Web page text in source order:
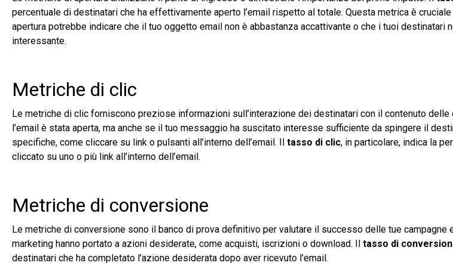
percentuale di destinatari che ha effettivamente aperto l’email rispetto al totale. Questa metrica è
apertura potrebbe indicare che il tuo oggetto email non è abbastanza accattivante o che i tuoi destinatari
interessante.
Metriche di clic
Le metriche di clic forniscono preziose informazioni sull’interazione dei destinatari con il contenuto
l’email è stata aperta, ma anche se il tuo messaggio ha suscitato interesse sufficiente da spingere il
specifiche, come cliccare su link o pulsanti all’interno dell’email. Il tasso di clic, in particolare, indica la
cliccato su uno o più link all’interno dell’email.
Metriche di conversione
Le metriche di conversione sono il banco di prova definitivo per valutare il successo delle tue
marketing hanno portato a azioni desiderate, come acquisti, iscrizioni o download. Il tasso di
destinatari che ha completato l’azione desiderata dopo aver ricevuto l’email.